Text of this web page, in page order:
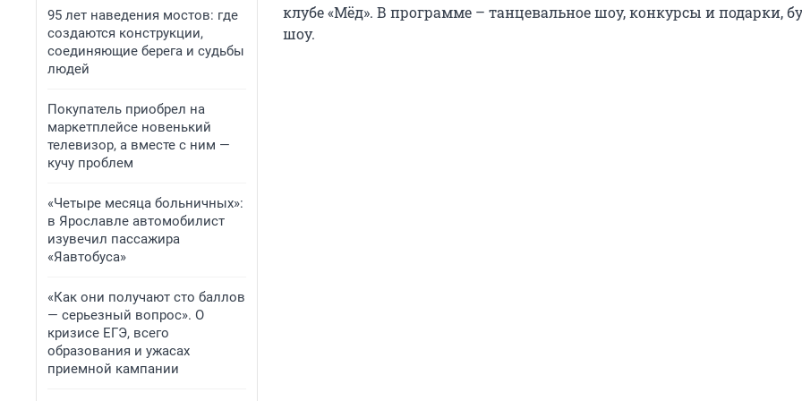
95 лет наведения мостов: где
создаются конструкции,
соединяющие берега и судьбы
людей
Покупатель приобрел на
маркетплейсе новенький
телевизор, а вместе с ним —
кучу проблем
«Четыре месяца больничных»:
в Ярославле автомобилист
изувечил пассажира
«Яавтобуса»
«Как они получают сто баллов
— серьезный вопрос». О
кризисе ЕГЭ, всего
образования и ужасах
приемной кампании
клубе «Мёд». В программе – танцевальное шоу, конкурсы и подарки,
шоу.